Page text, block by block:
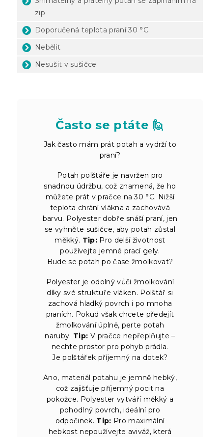
zip
Doporučená teplota praní 30 °C
Nebělit
Nesušit v sušičce
Často se ptáte 🙋
Jak často mám prát potah a vydrží to
praní?
Potah polštáře je navržen pro
snadnou údržbu, což znamená, že ho
můžete prát v pračce na 30 °C. Nižší
teplota chrání vlákna a zachovává
barvu. Polyester dobře snáší praní, jen
se vyhněte sušičce, aby potah zůstal
měkký. Tip: Pro delší životnost
používejte jemné prací gely.
Bude se potah po čase žmolkovat?
Polyester je odolný vůči žmolkování
díky své struktuře vláken. Polštář si
zachová hladký povrch i po mnoha
praních. Pokud však chcete předejít
žmolkování úplně, perte potah
naruby. Tip: V pračce nepřeplňujte –
nechte prostor pro pohyb prádla.
Je polštářek příjemný na dotek?
Ano, materiál potahu je jemně hebký,
což zajišťuje příjemný pocit na
pokožce. Polyester vytváří měkký a
pohodlný povrch, ideální pro
odpočinek. Tip: Pro maximální
hebkost nepoužívejte aviváž, která